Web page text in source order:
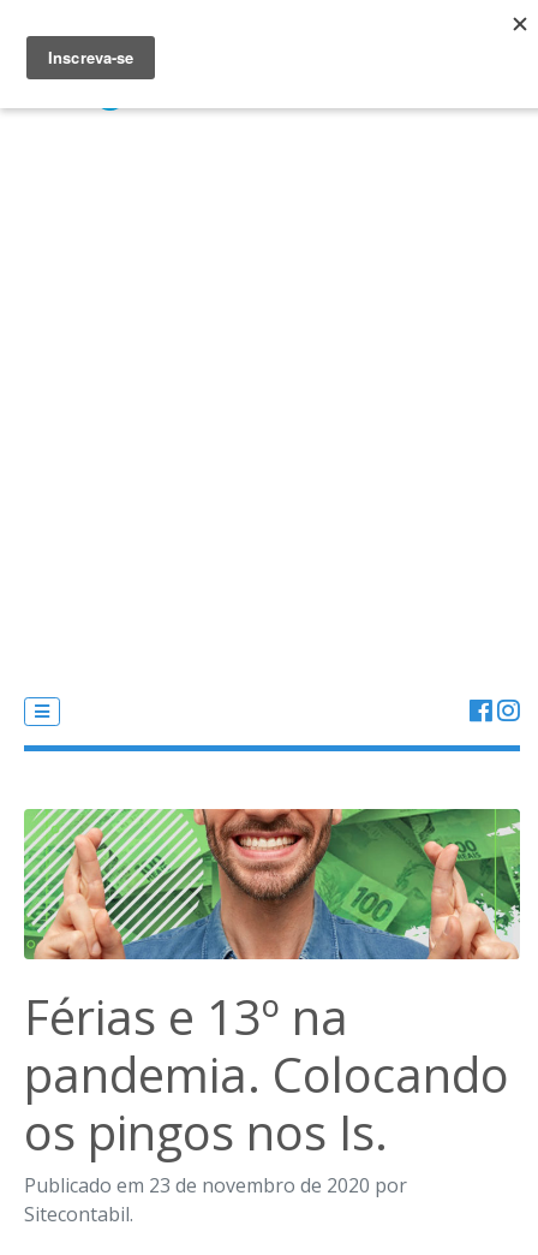
Férias e 13º na
pandemia. Colocando
os pingos nos Is.
Publicado em 23 de novembro de 2020 por
Sitecontabil.